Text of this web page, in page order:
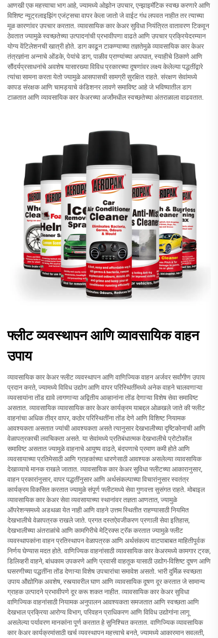
आणखी एक महत्त्वाचा भाग आहे, ज्यामध्ये ओझोन उपचार, एन्झाइमॅटिक स्वच्छ करणारे आणि
विशिष्ट न्यूट्रलाइझिंग एजंट्सचा वापर केला जातो जे वाईट गंध लपवत नाहीत तर त्याच्या
मूळ कारणांवर उपचार करतात. व्यावसायिक कार केअर सुविधा नियंत्रित वातावरण टिकवून
ठेवतात ज्यामुळे स्वच्छतेच्या उत्पादनांची प्रभावीपणा वाढते आणि उपचार प्रक्रियेदरम्यान
योग्य वेंटिलेशनची खात्री होते. डाग काढून टाकण्याच्या तज्ञतेमुळे व्यावसायिक कार केअर
तंत्रज्ञांना अन्नाचे ओंडके, पेयांचे डाग, पाळीव प्राण्यांच्या अपघात, स्याहीचे ठिकाणे आणि
सौंदर्यप्रसाधनांचे अवशेष यासारख्या विविध प्रकारच्या दूषणांवर लक्ष्य केलेल्या पद्धतींद्वारे
त्यांचा सामना करता येतो ज्यामुळे आसपासची सामग्री सुरक्षित राहते. संरक्षण सेवांमध्ये
कापड संरक्षक आणि चामड्याचे कंडिशनर लावणे समाविष्ट आहे जे भविष्यातील डाग
टाळतात आणि व्यावसायिक कार केअरच्या अर्जांमधील स्वच्छतेच्या अंतराळाला वाढवतात.
फ्लीट व्यवस्थापन आणि व्यावसायिक वाहन
उपाय
व्यावसायिक कार केअर फ्लीट व्यवस्थापन आणि वाणिज्यिक वाहन अर्जवर सर्वांगीण उपाय
प्रदान करते, ज्यामध्ये विविध उद्योग आणि वापर परिस्थितींमध्ये अनेक वाहने चालवणाऱ्या
व्यवसायांना तोंड द्यावे लागणाऱ्या अद्वितीय आव्हानांना तोंड देणाऱ्या विशेष सेवा समाविष्ट
असतात. व्यावसायिक व्यावसायिक कार केअर कार्यक्रम याबद्दल ओळखले जाते की फ्लीट
वाहनांचा अधिक तीव्र वापर, कठोर परिस्थितींना तोंड देणे आणि विशिष्ट नियामक
आवश्यकता असतात ज्यांची आवश्यकता असते त्यानुसार देखभालीच्या दृष्टिकोनाची आणि
वेळापत्रकाची लवचिकता असते. या सेवांमध्ये प्रतिबंधात्मक देखभालीचे प्रोटोकॉल
समाविष्ट असतात ज्यामुळे वाहनाचे आयुष्य वाढते, बंदपणाचे प्रमाण कमी होते आणि
व्यवसायाच्या प्रतिमेसाठी आणि ग्राहकांच्या धारणेसाठी आवश्यक असलेल्या व्यावसायिक
देखाव्याचे मानक राखले जातात. व्यावसायिक कार केअर सुविधा फ्लीटच्या आकारानुसार,
वाहन प्रकारांनुसार, वापर पद्धतींनुसार आणि अर्थसंकल्पाच्या विचारांनुसार स्वतंत्र
कार्यक्रम विकसित करतात ज्यामुळे संपूर्ण फ्लीटमध्ये सेवा गुणवत्ता सुसंगत राहते. मोबाइल
व्यावसायिक कार केअर सेवा व्यवसायाच्या स्थानांवर तज्ञता आणतात, ज्यामुळे
ऑपरेशन्समध्ये अडथळा येत नाही आणि वाहने उत्तम स्थितीत राहण्यासाठी नियमित
देखभालीचे वेळापत्रक राखले जाते. प्रगत दस्तऐवजीकरण प्रणाली सेवा इतिहास,
देखभालीच्या अंतराळांचे आणि कामगिरीचे मेट्रिक्स ट्रॅक करतात ज्यामुळे फ्लीट
व्यवस्थापकांना वाहन प्रतिस्थापन वेळापत्रक आणि अर्थसंकल्प वाटपाबाबत माहितीपूर्वक
निर्णय घेण्यास मदत होते. वाणिज्यिक वाहनांसाठी व्यावसायिक कार केअरमध्ये कामगार ट्रक,
डिलिव्हरी वाहने, बांधकाम उपकरणे आणि प्रवासी वाहतूक यासाठी उद्योग-विशिष्ट दूषण आणि
घसरणीच्या पद्धतींना तोंड देणाऱ्या विशेष उपचारांचा समावेश असतो. भारी दुर्मिळ स्वच्छता
उपाय औद्योगिक अवशेष, रस्त्यावरील घाण आणि व्यावसायिक दूषण दूर करतात जे सामान्य
ग्राहक उत्पादने प्रभावीपणे दूर करू शकत नाहीत. व्यावसायिक कार केअर सुविधा
वाणिज्यिक वाहनांसाठी नियामक अनुपालन आवश्यकता समजतात आणि स्वच्छता आणि
देखभाल प्रक्रिया आरोग्य विभाग, परिवहन प्राधिकरण आणि विविध उद्योगांना लागू
असलेल्या पर्यावरण मानकांना पूर्ण करतात हे सुनिश्चित करतात. वाणिज्यिक व्यावसायिक
कार केअर कार्यक्रमांसाठी खर्च व्यवस्थापन महत्त्वाचे बनते, ज्यामध्ये आकारमान सवलती,